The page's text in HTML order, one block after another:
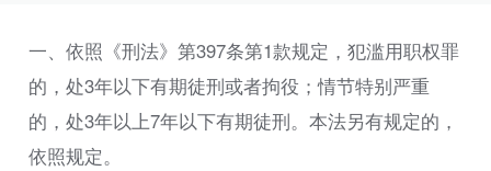
一、依照《刑法》第397条第1款规定，犯滥用职权罪
的，处3年以下有期徒刑或者拘役；情节特别严重
的，处3年以上7年以下有期徒刑。本法另有规定的，
依照规定。